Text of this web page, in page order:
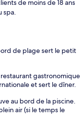
de moins de 18 ans
spa.
de plage sert le petit
gastronomique
et sert le dîner.
au bord de la piscine.
air (si le temps le